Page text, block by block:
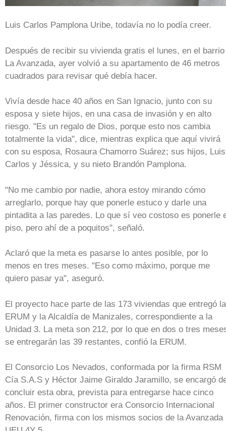
Luis Carlos Pamplona Uribe, todavía no lo podía creer.
Después de recibir su vivienda gratis el lunes, en el barrio
La Avanzada, ayer volvió a su apartamento de 46 metros
cuadrados para revisar qué debía hacer.
Vivía desde hace 40 años en San Ignacio, junto con su
esposa y siete hijos, en una casa de invasión y en alto
riesgo. "Es un regalo de Dios, porque esto nos cambia
totalmente la vida", dice, mientras explica que aquí vivirá
con su esposa, Rosaura Chamorro Suárez; sus hijos, Luis
Carlos y Jéssica, y su nieto Brandón Pamplona.
"No me cambio por nadie, ahora estoy mirando cómo
arreglarlo, porque hay que ponerle estuco y darle una
pintadita a las paredes. Lo que sí veo costoso es ponerle
piso, pero ahí de a poquitos", señaló.
Aclaró que la meta es pasarse lo antes posible, por lo
menos en tres meses. "Eso como máximo, porque me
quiero pasar ya", aseguró.
El proyecto hace parte de las 173 viviendas que entregó la
ERUM y la Alcaldía de Manizales, correspondiente a la
Unidad 3. La meta son 212, por lo que en dos o tres
se entregarán las 39 restantes, confió la ERUM.
El Consorcio Los Nevados, conformada por la firma RSM
Cía S.A.S y Héctor Jaime Giraldo Jaramillo, se encargó
concluir esta obra, prevista para entregarse hace cinco
años. El primer constructor era Consorcio Internacional
Renovación, firma con los mismos socios de la Avanzada